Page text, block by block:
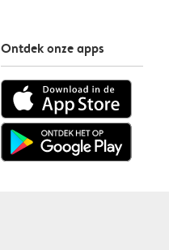
Ontdek onze apps